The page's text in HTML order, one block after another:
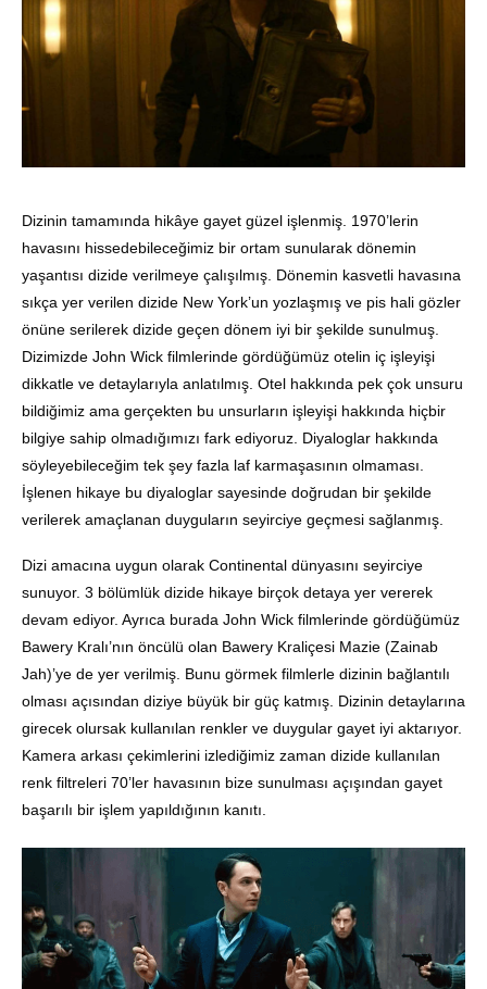
Dizinin tamamında hikâye gayet güzel işlenmiş. 1970’lerin
havasını hissedebileceğimiz bir ortam sunularak dönemin
yaşantısı dizide verilmeye çalışılmış. Dönemin kasvetli havasına
sıkça yer verilen dizide New York’un yozlaşmış ve pis hali gözler
önüne serilerek dizide geçen dönem iyi bir şekilde sunulmuş.
Dizimizde John Wick filmlerinde gördüğümüz otelin iç işleyişi
dikkatle ve detaylarıyla anlatılmış. Otel hakkında pek çok unsuru
bildiğimiz ama gerçekten bu unsurların işleyişi hakkında hiçbir
bilgiye sahip olmadığımızı fark ediyoruz. Diyaloglar hakkında
söyleyebileceğim tek şey fazla laf karmaşasının olmaması.
İşlenen hikaye bu diyaloglar sayesinde doğrudan bir şekilde
verilerek amaçlanan duyguların seyirciye geçmesi sağlanmış.
Dizi amacına uygun olarak Continental dünyasını seyirciye
sunuyor. 3 bölümlük dizide hikaye birçok detaya yer vererek
devam ediyor. Ayrıca burada John Wick filmlerinde gördüğümüz
Bawery Kralı’nın öncülü olan Bawery Kraliçesi Mazie (Zainab
Jah)’ye de yer verilmiş. Bunu görmek filmlerle dizinin bağlantılı
olması açısından diziye büyük bir güç katmış. Dizinin detaylarına
girecek olursak kullanılan renkler ve duygular gayet iyi aktarıyor.
Kamera arkası çekimlerini izlediğimiz zaman dizide kullanılan
renk filtreleri 70’ler havasının bize sunulması açışından gayet
başarılı bir işlem yapıldığının kanıtı.